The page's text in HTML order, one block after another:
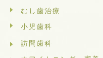
むし歯治療
小児歯科
訪問歯科